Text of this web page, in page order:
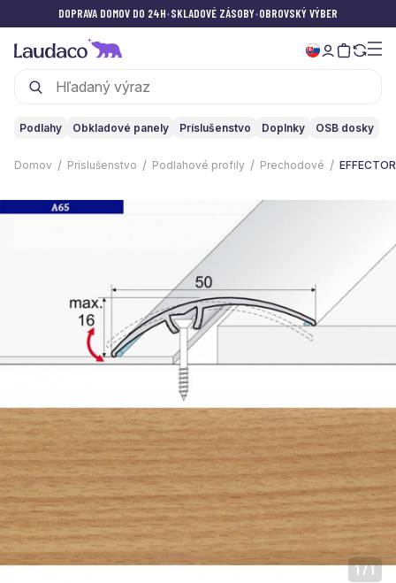
DOPRAVA DOMOV DO 24H•SKLADOVÉ ZÁSOBY•OBROVSKÝ VÝBER
Podlahy Obkladové panely Príslušenstvo Doplnky OSB dosky
Domov Príslušenstvo Podlahové profily Prechodové
1/1